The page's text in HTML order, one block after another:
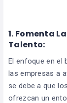
1. Fomenta
Talento:
El enfoque en el
las empresas a
se debe a que
ofrezcan un